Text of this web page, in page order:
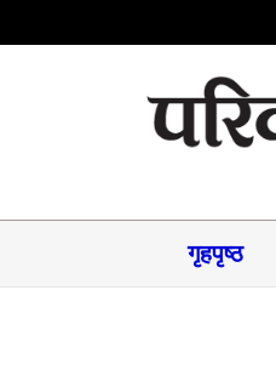
गृहपृष्ठ